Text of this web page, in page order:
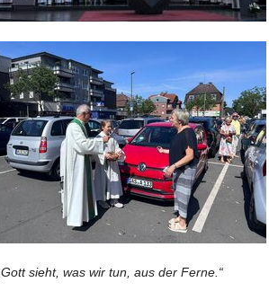
„Gott sieht, was wir tun, aus der Ferne.“